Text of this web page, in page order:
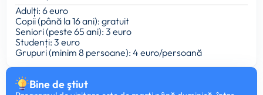
Adulți: 6 euro
Copii (până la 16 ani): gratuit
Seniori (peste 65 ani): 3 euro
Studenți: 3 euro
Grupuri (minim 8 persoane): 4 euro/persoană
Bine de ştiut